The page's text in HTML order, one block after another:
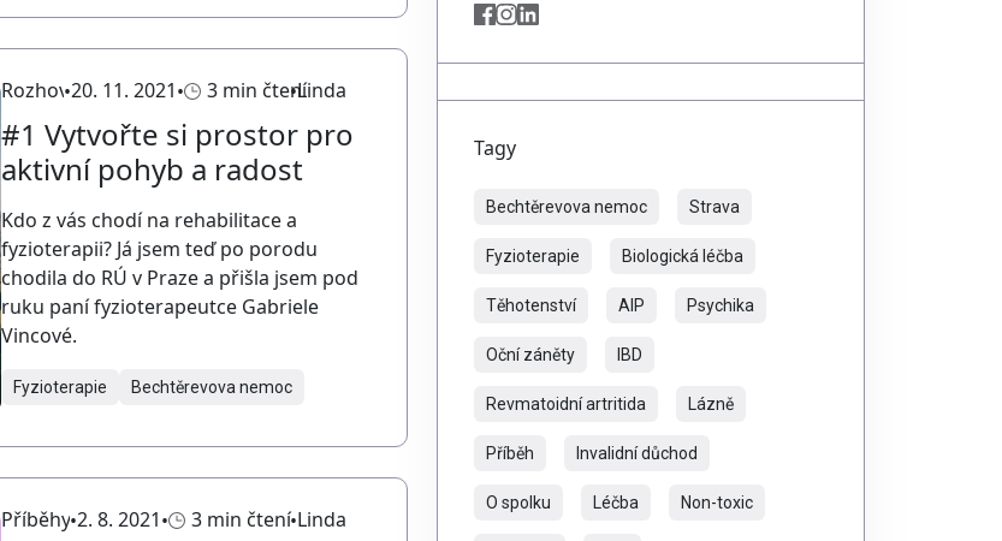
Rozhovory20. 11. 2021 3 min čteníLinda
#1 Vytvořte si prostor pro
aktivní pohyb a radost
Kdo z vás chodí na rehabilitace a
fyzioterapii? Já jsem teď po porodu
chodila do RÚ v Praze a přišla jsem pod
ruku paní fyzioterapeutce Gabriele
Vincové.
Fyzioterapie Bechtěrevova nemoc
Příběhy 2. 8. 2021 3 min čtení Linda
Tagy
Bechtěrevova nemoc Strava
Fyzioterapie Biologická léčba
Těhotenství AIP Psychika
Oční záněty IBD
Revmatoidní artritida Lázně
Příběh Invalidní důchod
O spolku Léčba Non-toxic